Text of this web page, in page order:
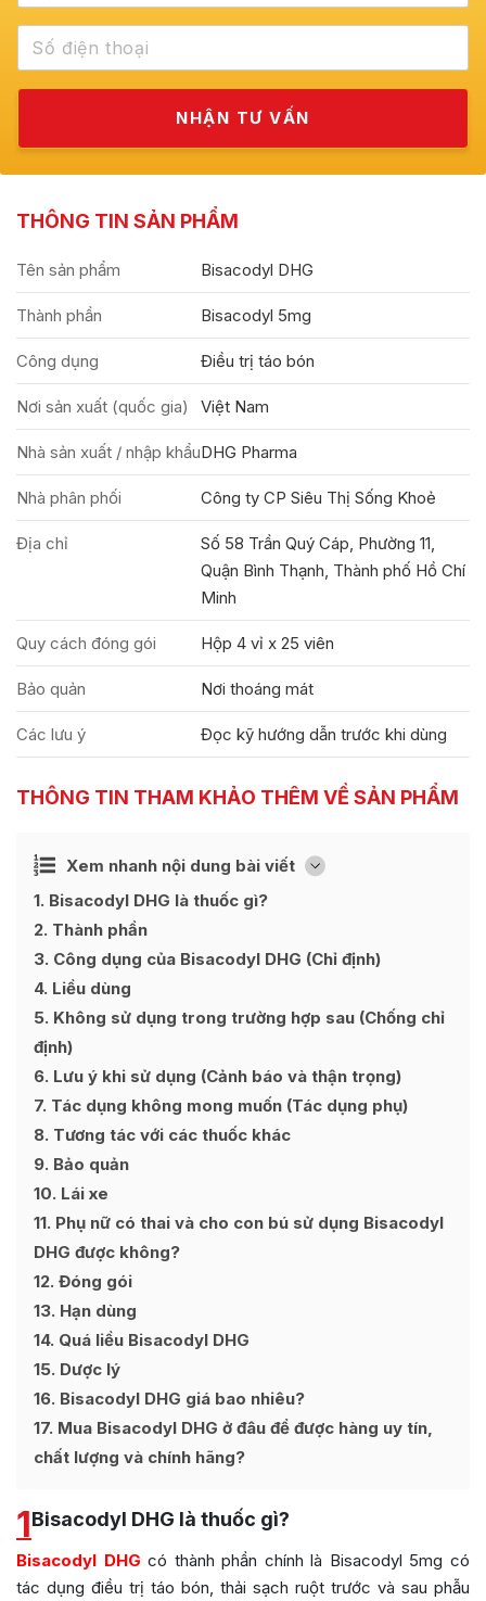
THÔNG TIN SẢN PHẨM
Tên sản phẩm Bisacodyl DHG
Thành phần Bisacodyl 5mg
Công dụng Điều trị táo bón
Nơi sản xuất (quốc gia) Việt Nam
Nhà sản xuất / nhập khẩuDHG Pharma
Nhà phân phối Công ty CP Siêu Thị Sống Khoẻ
Địa chỉ
Số 58 Trần Quý Cáp, Phường 11,
Quận Bình Thạnh, Thành phố Hồ Chí
Minh
Quy cách đóng gói Hộp 4 vỉ x 25 viên
Bảo quản Nơi thoáng mát
Các lưu ý Đọc kỹ hướng dẫn trước khi dùng
THÔNG TIN THAM KHẢO THÊM VỀ SẢN PHẨM
Xem nhanh nội dung bài viết [
Ẩn
1 Bisacodyl DHG là thuốc gì?
2 Thành phần
3 Công dụng của Bisacodyl DHG (Chỉ định)
4 Liều dùng
5 Không sử dụng trong trường hợp sau (Chống chỉ
định)
6 Lưu ý khi sử dụng (Cảnh báo và thận trọng)
7 Tác dụng không mong muốn (Tác dụng phụ)
8 Tương tác với các thuốc khác
9 Bảo quản
10 Lái xe
11 Phụ nữ có thai và cho con bú sử dụng Bisacodyl
DHG được không?
12 Đóng gói
13 Hạn dùng
14 Quá liều Bisacodyl DHG
15 Dược lý
16 Bisacodyl DHG giá bao nhiêu?
17 Mua Bisacodyl DHG ở đâu để được hàng uy tín,
chất lượng và chính hãng?
1Bisacodyl DHG là thuốc gì?
Bisacodyl DHG có thành phần chính là Bisacodyl 5mg có
tác dụng điều trị táo bón, thải sạch ruột trước và sau phẫu